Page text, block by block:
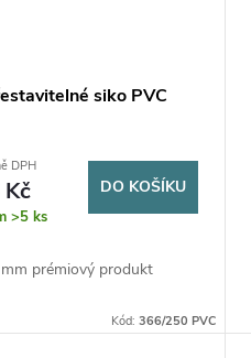
siko PVC
DPH
>5 ks
DO KOŠÍKU
prémiový produkt
Kód: 366/250 PVC